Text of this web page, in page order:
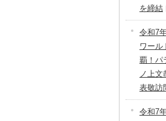
を締結
令和7
ワール
覇！パ
ノ上文
表敬訪
令和7